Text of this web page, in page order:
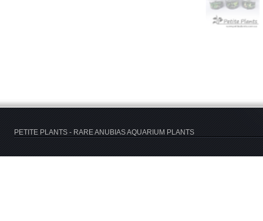
PETITE PLANTS - RARE ANUBIAS AQUARIUM PLANTS